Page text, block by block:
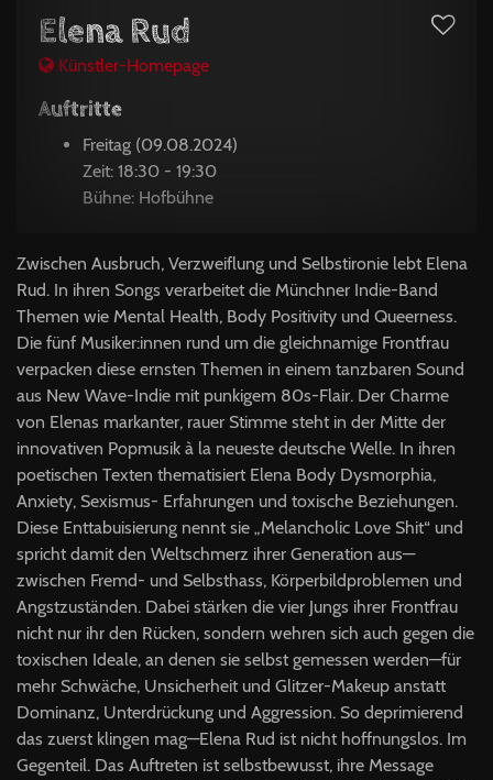
Elena Rud
Künstler-Homepage
Auftritte
Freitag (09.08.2024)
Zeit: 18:30 - 19:30
Bühne: Hofbühne
Zwischen Ausbruch, Verzweiflung und Selbstironie lebt Elena
Rud. In ihren Songs verarbeitet die Münchner Indie-Band
Themen wie Mental Health, Body Positivity und Queerness.
Die fünf Musiker:innen rund um die gleichnamige Frontfrau
verpacken diese ernsten Themen in einem tanzbaren Sound
aus New Wave-Indie mit punkigem 80s-Flair. Der Charme
von Elenas markanter, rauer Stimme steht in der Mitte der
innovativen Popmusik à la neueste deutsche Welle. In ihren
poetischen Texten thematisiert Elena Body Dysmorphia,
Anxiety, Sexismus- Erfahrungen und toxische Beziehungen.
Diese Enttabuisierung nennt sie „Melancholic Love Shit“ und
spricht damit den Weltschmerz ihrer Generation aus—
zwischen Fremd- und Selbsthass, Körperbildproblemen und
Angstzuständen. Dabei stärken die vier Jungs ihrer Frontfrau
nicht nur ihr den Rücken, sondern wehren sich auch gegen die
toxischen Ideale, an denen sie selbst gemessen werden—für
mehr Schwäche, Unsicherheit und Glitzer-Makeup anstatt
Dominanz, Unterdrückung und Aggression. So deprimierend
das zuerst klingen mag—Elena Rud ist nicht hoffnungslos. Im
Gegenteil. Das Auftreten ist selbstbewusst, ihre Message